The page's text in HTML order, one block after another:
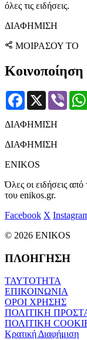
όλες τις ειδήσεις.
ΔΙΑΦΗΜΙΣΗ
ΜΟΙΡΑΣΟΥ ΤΟ
Facebook
X Viber
ΔΙΑΦΗΜΙΣΗ
ΔΙΑΦΗΜΙΣΗ
ENIKOS
Όλες οι ειδήσεις
του enikos.gr.
Facebook X
© 2026 ENIKOS
ΠΛΟΗΓΗΣΗ
ΤΑΥΤΟΤΗΤΑ
ΕΠΙΚΟΙΝΩΝΙΑ
ΟΡΟΙ ΧΡΗΣΗΣ
ΠΟΛΙΤΙΚΗ
ΠΟΛΙΤΙΚΗ
Κρατική Διαφήμιση